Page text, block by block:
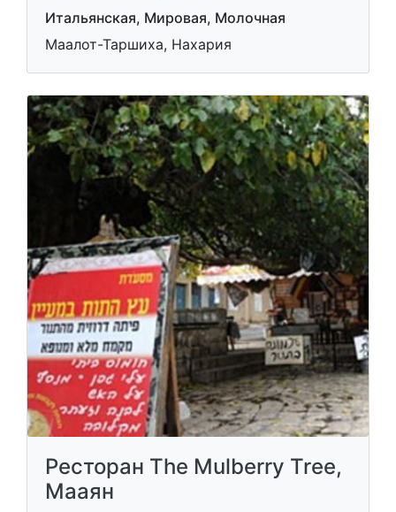
Итальянская, Мировая, Молочная
Маалот-Таршиха, Нахария
Ресторан The Mulberry Tree,
Мааян